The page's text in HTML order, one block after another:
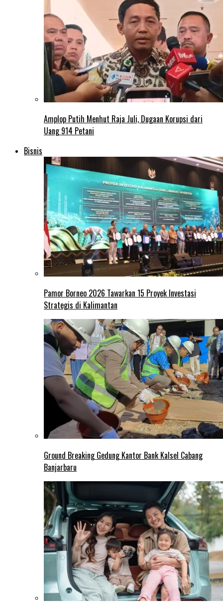
Amplop Putih Menhut Raja Juli, Dugaan Korupsi dari
Uang 914 Petani
Bisnis
Pamor Borneo 2026 Tawarkan 15 Proyek Investasi
Strategis di Kalimantan
Ground Breaking Gedung Kantor Bank Kalsel Cabang
Banjarbaru